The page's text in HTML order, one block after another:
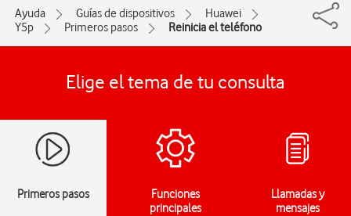
Ayuda Guías de dispositivos
Huawei
Y5p
Primeros pasos Reinicia el teléfono
Elige el tema de tu consulta
Primeros pasos
Funciones
principales
Llamadas y
mensajes